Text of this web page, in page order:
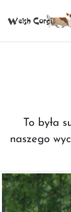
To była
naszego